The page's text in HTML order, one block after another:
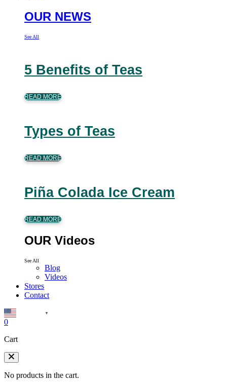
OUR NEWS
See All
5 Benefits of Teas
READ MORE
Types of Teas
READ MORE
Piña Colada Ice Cream
READ MORE
OUR Videos
See All
Blog
Videos
Stores
Contact
▼
0
Cart
No products in the cart.